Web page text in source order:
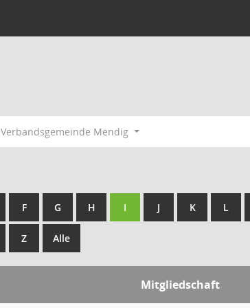
Verbandsgemeinde Mendig
F G H I J K L
Z Alle
Mitgliedschaft